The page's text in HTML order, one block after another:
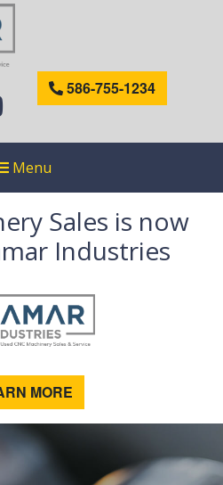
586-755-1234
Menu
Sales is now
Industries
MORE